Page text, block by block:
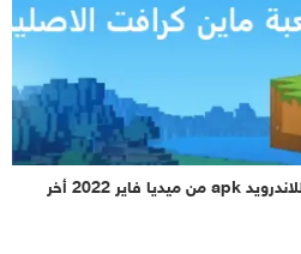
تحميل لعبة ماين كرافت الاصلية للاندرويد apk من ميديا فاير 2022 أخر